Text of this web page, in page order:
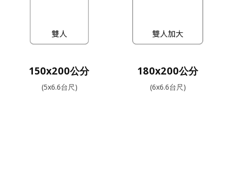
150x200公分
(5x6.6台尺)
180x200公分
(6x6.6台尺)